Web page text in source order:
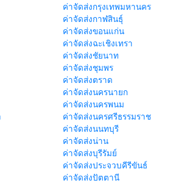
ค่าจัดส่งกรุงเทพมหานคร
ค่าจัดส่งกาฬสินธุ์
ค่าจัดส่งขอนแก่น
ค่าจัดส่งฉะเชิงเทรา
ค่าจัดส่งชัยนาท
ค่าจัดส่งชุมพร
ค่าจัดส่งตราด
ค่าจัดส่งนครนายก
ค่าจัดส่งนครพนม
ค่าจัดส่งนครศรีธรรมราช
ค่าจัดส่งนนทบุรี
ค่าจัดส่งน่าน
ค่าจัดส่งบุรีรัมย์
ค่าจัดส่งประจวบคีรีขันธ์
ค่าจัดส่งปัตตานี